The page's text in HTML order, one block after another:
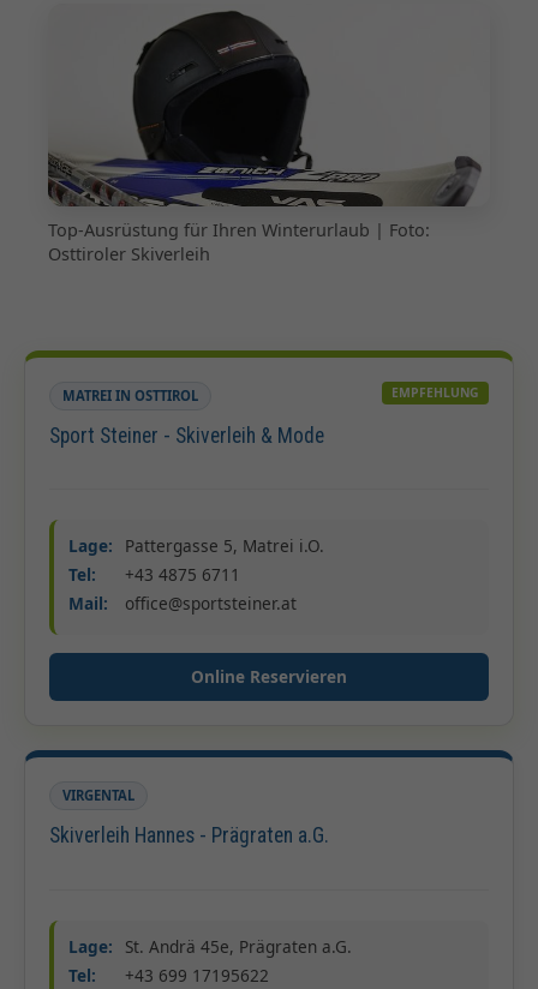
Top-Ausrüstung für Ihren Winterurlaub | Foto:
Osttiroler Skiverleih
MATREI IN OSTTIROL EMPFEHLUNG
Sport Steiner - Skiverleih & Mode
Lage:
Pattergasse 5, Matrei i.O.
Tel:
+43 4875 6711
Mail:
office@sportsteiner.at
Online Reservieren
VIRGENTAL
Skiverleih Hannes - Prägraten a.G.
Lage:
St. Andrä 45e, Prägraten a.G.
Tel:
+43 699 17195622